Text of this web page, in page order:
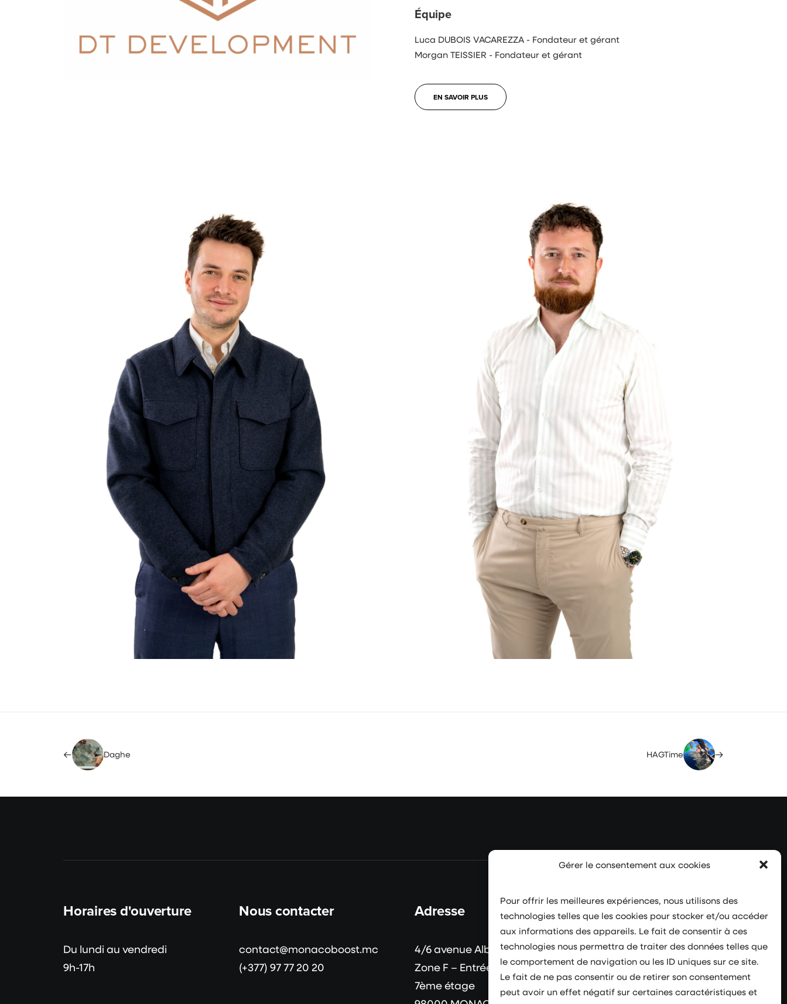
Gérer le consentement aux cookies
Pour offrir les meilleures expériences, nous utilisons des
technologies telles que les cookies pour stocker et/ou accéder
aux informations des appareils. Le fait de consentir à ces
technologies nous permettra de traiter des données telles que
le comportement de navigation ou les ID uniques sur ce site.
Le fait de ne pas consentir ou de retirer son consentement
peut avoir un effet négatif sur certaines caractéristiques et
Équipe
Luca DUBOIS VACAREZZA - Fondateur et gérant
Morgan TEISSIER - Fondateur et gérant
EN SAVOIR PLUS
Daghe HAGTime
Horaires d'ouverture
Du lundi au vendredi
9h-17h
Nous contacter
contact@monacoboost.mc
(+377) 97 77 20 20
Adresse
4/6 avenue Albert II
Zone F – Entrée B
7ème étage
Suivez-nous